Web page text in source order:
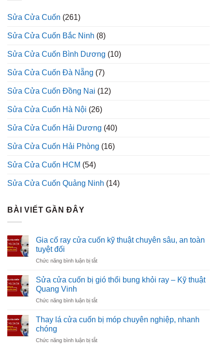
Sửa Cửa Cuốn (261)
Sửa Cửa Cuốn Bắc Ninh (8)
Sửa Cửa Cuốn Bình Dương (10)
Sửa Cửa Cuốn Đà Nẵng (7)
Sửa Cửa Cuốn Đồng Nai (12)
Sửa Cửa Cuốn Hà Nội (26)
Sửa Cửa Cuốn Hải Dương (40)
Sửa Cửa Cuốn Hải Phòng (16)
Sửa Cửa Cuốn HCM (54)
Sửa Cửa Cuốn Quảng Ninh (14)
BÀI VIẾT GẦN ĐÂY
Gia cố ray cửa cuốn kỹ thuật chuyên sâu, an toàn
tuyệt đối
Chức năng bình luận bị tắtở
cố
ray
cuốn
thuật
an
Sửa cửa cuốn bị gió thổi bung khỏi ray – Kỹ thuật
Quang Vinh
Chức năng bình luận bị tắtở
cửa
cuốn
gió
Thay lá cửa cuốn bị móp chuyên nghiệp, nhanh
chóng
Chức năng bình luận bị tắtở